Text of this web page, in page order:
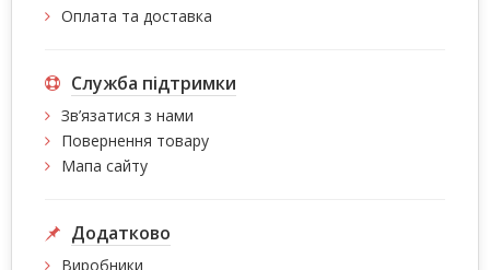
Оплата та доставка
Служба підтримки
Зв’язатися з нами
Повернення товару
Мапа сайту
Додатково
Виробники